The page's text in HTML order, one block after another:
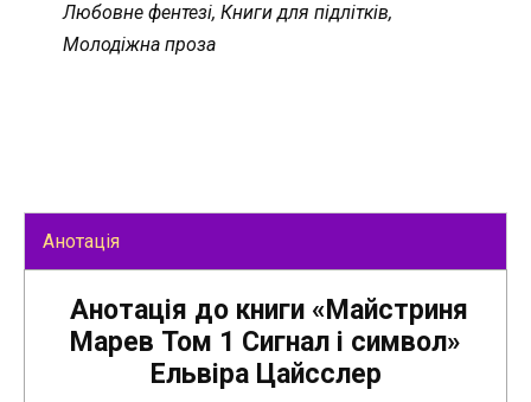
Любовне фентезі, Книги для підлітків,
Молодіжна проза
Анотація
Анотація до книги «Майстриня
Марев Том 1 Сигнал і символ»
Ельвіра Цайсслер